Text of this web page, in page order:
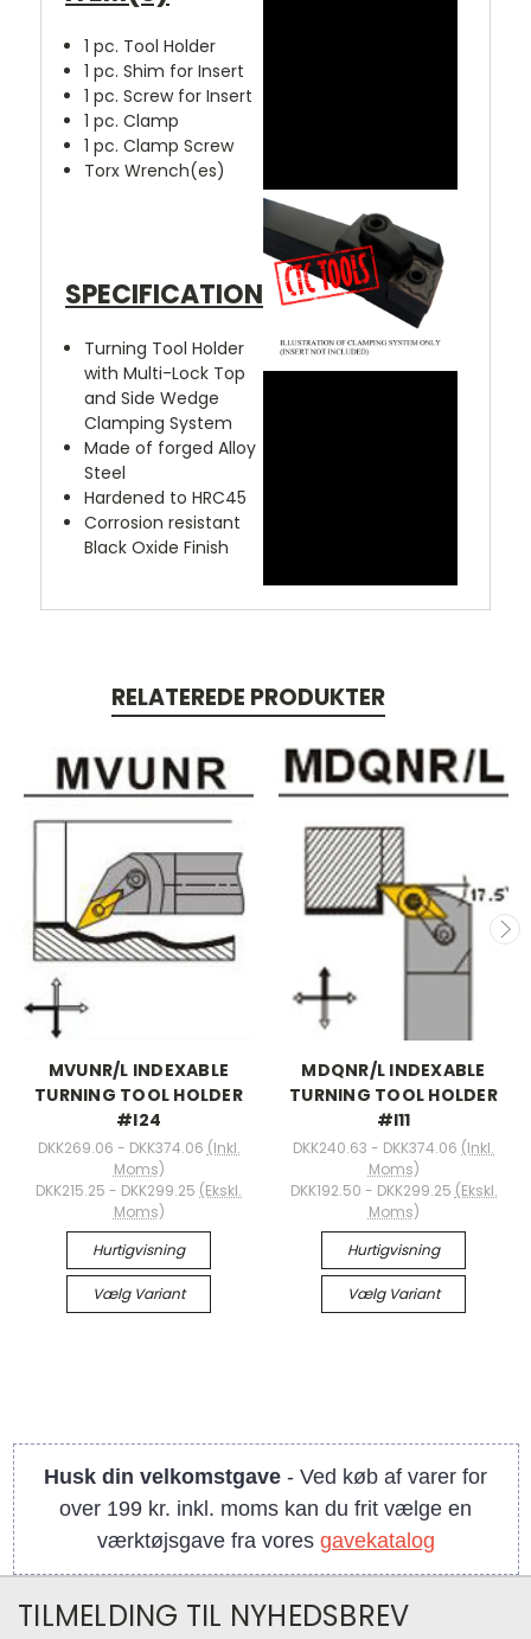
1 pc. Tool Holder
1 pc. Shim for Insert
1 pc. Screw for Insert
1 pc. Clamp
1 pc. Clamp Screw
Torx Wrench(es)
SPECIFICATION
Turning Tool Holder
with Multi-Lock Top
and Side Wedge
Clamping System
Made of forged Alloy
Steel
Hardened to HRC45
Corrosion resistant
Black Oxide Finish
RELATEREDE PRODUKTER
MVUNR/L INDEXABLE
TURNING TOOL HOLDER
#I24
DKK269.06 - DKK374.06 (Inkl.
Moms)
DKK215.25 - DKK299.25 (Ekskl.
Moms)
Hurtigvisning
Vælg Variant
MDQNR/L INDEXABLE
TURNING TOOL HOLDER
#I11
DKK240.63 - DKK374.06 (Inkl.
Moms)
DKK192.50 - DKK299.25 (Ekskl.
Moms)
Hurtigvisning
Vælg Variant
Husk din velkomstgave - Ved køb af varer for
over 199 kr. inkl. moms kan du frit vælge en
værktøjsgave fra vores gavekatalog
TILMELDING TIL NYHEDSBREV